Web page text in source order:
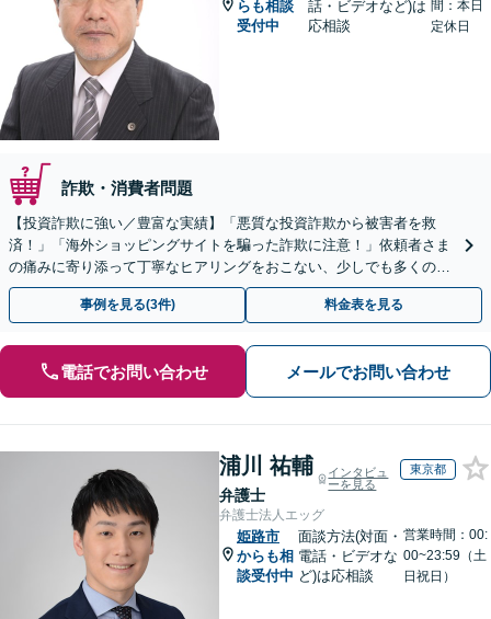
らも相談
受付中
話・ビデオなど)は
応相談
間：本日
定休日
詐欺・消費者問題
【投資詐欺に強い／豊富な実績】「悪質な投資詐欺から被害者を救
済！」「海外ショッピングサイトを騙った詐欺に注意！」依頼者さま
の痛みに寄り添って丁寧なヒアリングをおこない、少しでも多くの返
金が得られるよう尽力します！
事例を見る(3件) 料金表を見る
電話でお問い合わせ メールでお問い合わせ
浦川 祐輔
弁護士
インタビュ
ーを見る
東京都
弁護士法人エッグ
姫路市
からも相
談受付中
面談方法(対面・
電話・ビデオな
ど)は応相談
営業時間：00:
00~23:59（土
日祝日）